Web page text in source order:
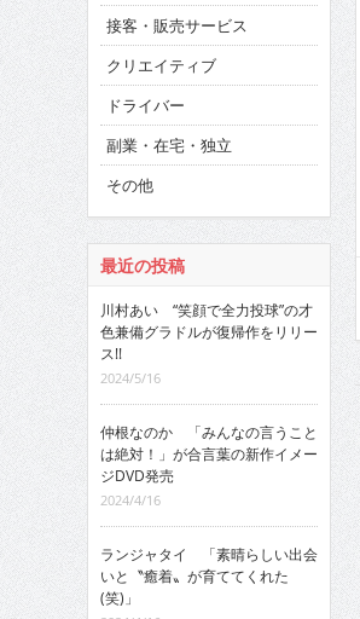
接客・販売サービス
クリエイティブ
ドライバー
副業・在宅・独立
その他
最近の投稿
川村あい “笑顔で全力投球”の才
色兼備グラドルが復帰作をリリー
ス!!
2024/5/16
仲根なのか 「みんなの言うこと
は絶対！」が合言葉の新作イメー
ジDVD発売
2024/4/16
ランジャタイ 「素晴らしい出会
いと〝癒着〟が育ててくれた
(笑)」